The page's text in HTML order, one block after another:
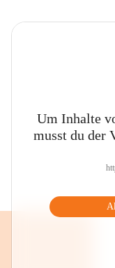
Um Inhalte
musst du der